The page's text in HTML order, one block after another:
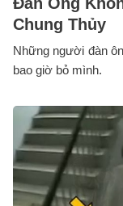
Chung Thủy
Những người đàn
bao giờ bỏ mình.